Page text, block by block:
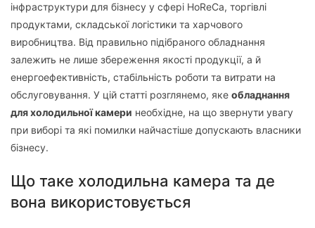
інфраструктури для бізнесу у сфері HoReCa, торгівлі
продуктами, складської логістики та харчового
виробництва. Від правильно підібраного обладнання
залежить не лише збереження якості продукції, а й
енергоефективність, стабільність роботи та витрати на
обслуговування. У цій статті розглянемо, яке обладнання
для холодильної камери необхідне, на що звернути увагу
при виборі та які помилки найчастіше допускають власники
бізнесу.
Що таке холодильна камера та де
вона використовується